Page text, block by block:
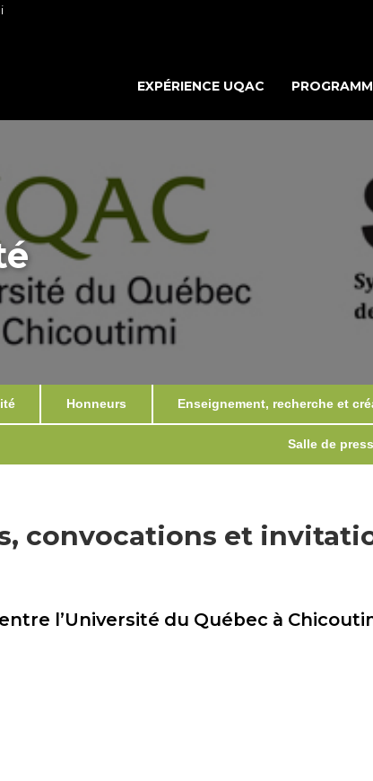
EXPÉRIENCE UQAC
Honneurs Enseignement, recherche et
Salle de
convocations et
l’Université du Québec à